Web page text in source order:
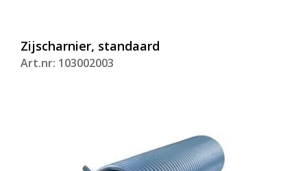
Zijscharnier, standaard
Art.nr: 103002003